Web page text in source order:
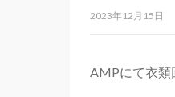
2023年12月15日
AMPにて衣類